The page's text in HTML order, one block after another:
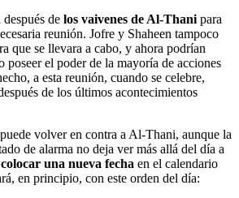
de los vaivenes de Al-Thani para
reunión. Jofre y Shaheen tampoco
que se llevara a cabo, y ahora podrían
poseer el poder de la mayoría de acciones
a esta reunión, cuando se celebre,
de los últimos acontecimientos
volver en contra a Al-Thani, aunque la
de alarma no deja ver más allá del día a
colocar una nueva fecha en el calendario
en principio, con este orden del día: